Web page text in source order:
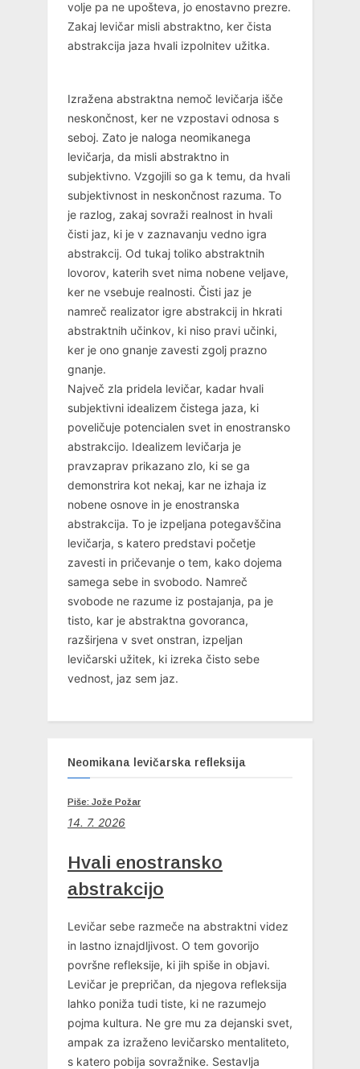
volje pa ne upošteva, jo enostavno prezre.
Zakaj levičar misli abstraktno, ker čista
abstrakcija jaza hvali izpolnitev užitka.
Izražena abstraktna nemoč levičarja išče
neskončnost, ker ne vzpostavi odnosa s
seboj. Zato je naloga neomikanega
levičarja, da misli abstraktno in
subjektivno. Vzgojili so ga k temu, da hvali
subjektivnost in neskončnost razuma. To
je razlog, zakaj sovraži realnost in hvali
čisti jaz, ki je v zaznavanju vedno igra
abstrakcij. Od tukaj toliko abstraktnih
lovorov, katerih svet nima nobene veljave,
ker ne vsebuje realnosti. Čisti jaz je
namreč realizator igre abstrakcij in hkrati
abstraktnih učinkov, ki niso pravi učinki,
ker je ono gnanje zavesti zgolj prazno
gnanje.
Največ zla pridela levičar, kadar hvali
subjektivni idealizem čistega jaza, ki
poveličuje potencialen svet in enostransko
abstrakcijo. Idealizem levičarja je
pravzaprav prikazano zlo, ki se ga
demonstrira kot nekaj, kar ne izhaja iz
nobene osnove in je enostranska
abstrakcija. To je izpeljana potegavščina
levičarja, s katero predstavi početje
zavesti in pričevanje o tem, kako dojema
samega sebe in svobodo. Namreč
svobode ne razume iz postajanja, pa je
tisto, kar je abstraktna govoranca,
razširjena v svet onstran, izpeljan
levičarski užitek, ki izreka čisto sebe
vednost, jaz sem jaz.
Neomikana levičarska refleksija
Piše: Jože Požar
14. 7. 2026
Hvali enostransko
abstrakcijo
Levičar sebe razmeče na abstraktni videz
in lastno iznajdljivost. O tem govorijo
površne refleksije, ki jih spiše in objavi.
Levičar je prepričan, da njegova refleksija
lahko poniža tudi tiste, ki ne razumejo
pojma kultura. Ne gre mu za dejanski svet,
ampak za izraženo levičarsko mentaliteto,
s katero pobija sovražnike. Sestavlja